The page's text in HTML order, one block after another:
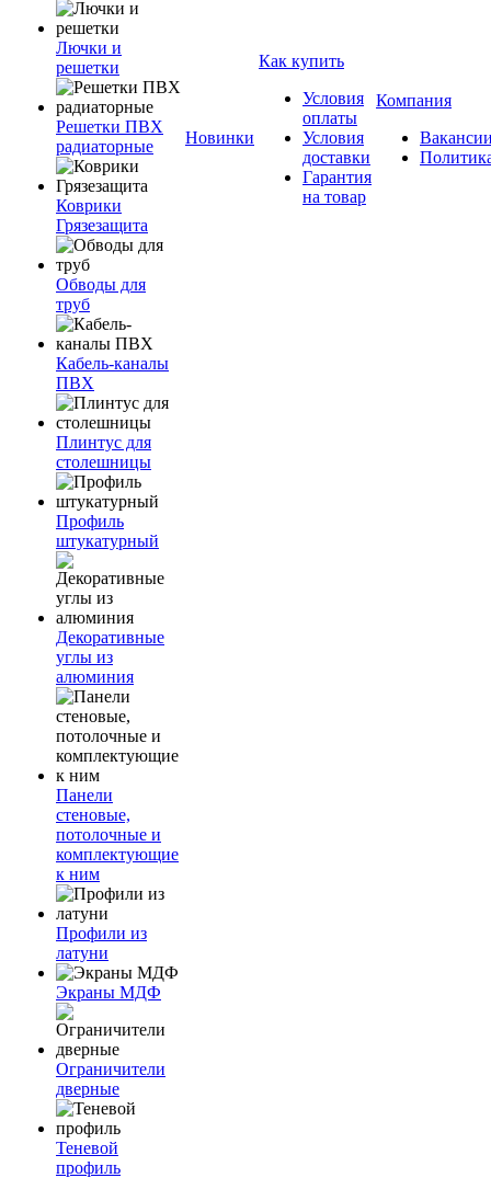
Лючки и
решетки
Решетки ПВХ
радиаторные
Коврики
Грязезащита
Обводы для
труб
Кабель-каналы
ПВХ
Плинтус для
столешницы
Профиль
штукатурный
Декоративные
углы из
алюминия
Панели
стеновые,
потолочные и
комплектующие
к ним
Профили из
латуни
Экраны МДФ
Ограничители
дверные
Теневой
профиль
Новинки
Как купить
Условия
оплаты
Условия
доставки
Гарантия
на товар
Компания